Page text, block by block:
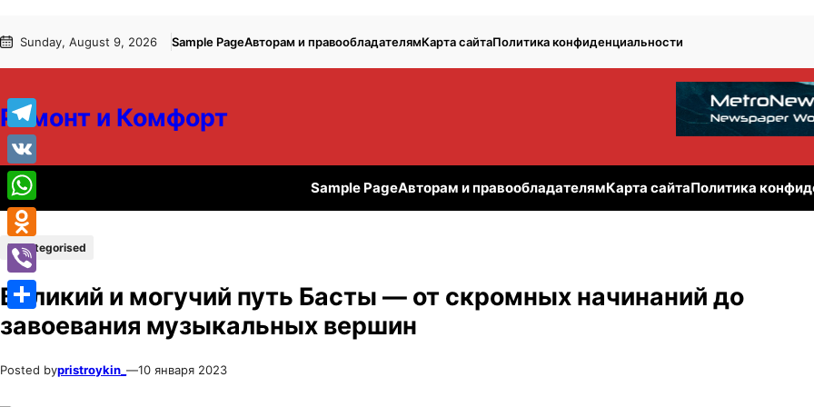
к
к
Sunday, August 9, 2026 Sample PageАвторам и правообладателямКарта сайтаПолитика конфиденциальности
Ремонт и Комфорт
Sample PageАвторам и правообладателямКарта сайтаПолитика
Uncategorised
Великий и могучий путь Басты — от скромных начинаний до
завоевания музыкальных вершин
Posted bypristroykin_ —10 января 2023
Telegram
VK
WhatsApp
Odnoklassniki
Viber
Отправить